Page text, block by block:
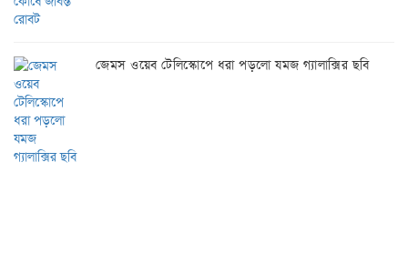
জেমস ওয়েব টেলিস্কোপে ধরা পড়লো যমজ গ্যালাক্সির ছবি